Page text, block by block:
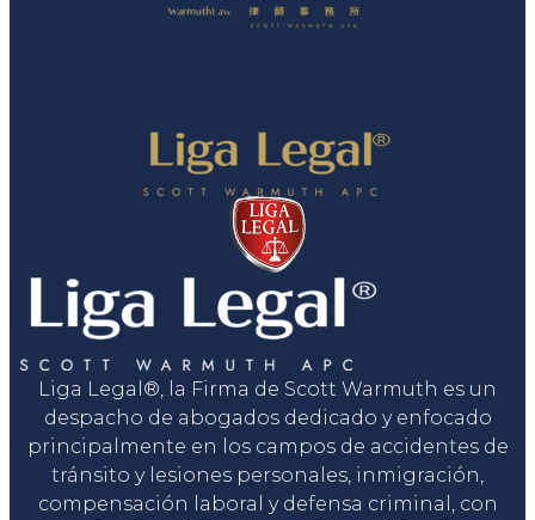
Liga Legal®, la Firma de Scott Warmuth es un
despacho de abogados dedicado y enfocado
principalmente en los campos de accidentes de
tránsito y lesiones personales, inmigración,
compensación laboral y defensa criminal, con